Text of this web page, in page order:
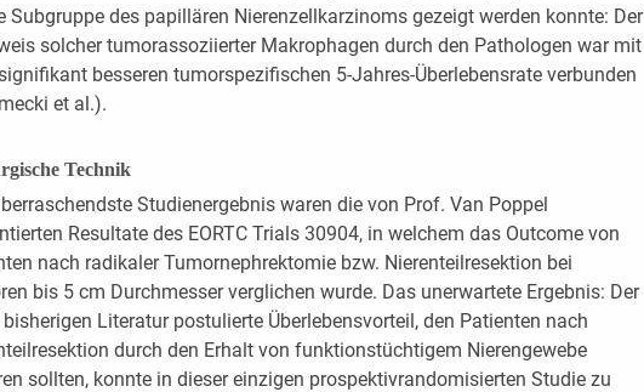
Subgruppe des papillären Nierenzellkarzinoms gezeigt werden konnte: Der
solcher tumorassoziierter Makrophagen durch den Pathologen war mit
besseren tumorspezifischen 5-Jahres-Überlebensrate verbunden
et al.).
Technik
Studienergebnis waren die von Prof. Van Poppel
Resultate des EORTC Trials 30904, in welchem das Outcome von
nach radikaler Tumornephrektomie bzw. Nierenteilresektion bei
bis 5 cm Durchmesser verglichen wurde. Das unerwartete Ergebnis: Der
bisherigen Literatur postulierte Überlebensvorteil, den Patienten nach
durch den Erhalt von funktionstüchtigem Nierengewebe
sollten, konnte in dieser einzigen prospektivrandomisierten Studie zu